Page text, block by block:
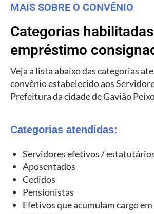
MAIS SOBRE O CONVÊNIO
Categorias
empréstimo
Veja a lista abaixo das categorias
convênio estabelecido aos
Prefeitura da cidade de Gavião
Categorias atendidas:
Servidores efetivos /
Aposentados
Cedidos
Pensionistas
Efetivos que acumulam cargo